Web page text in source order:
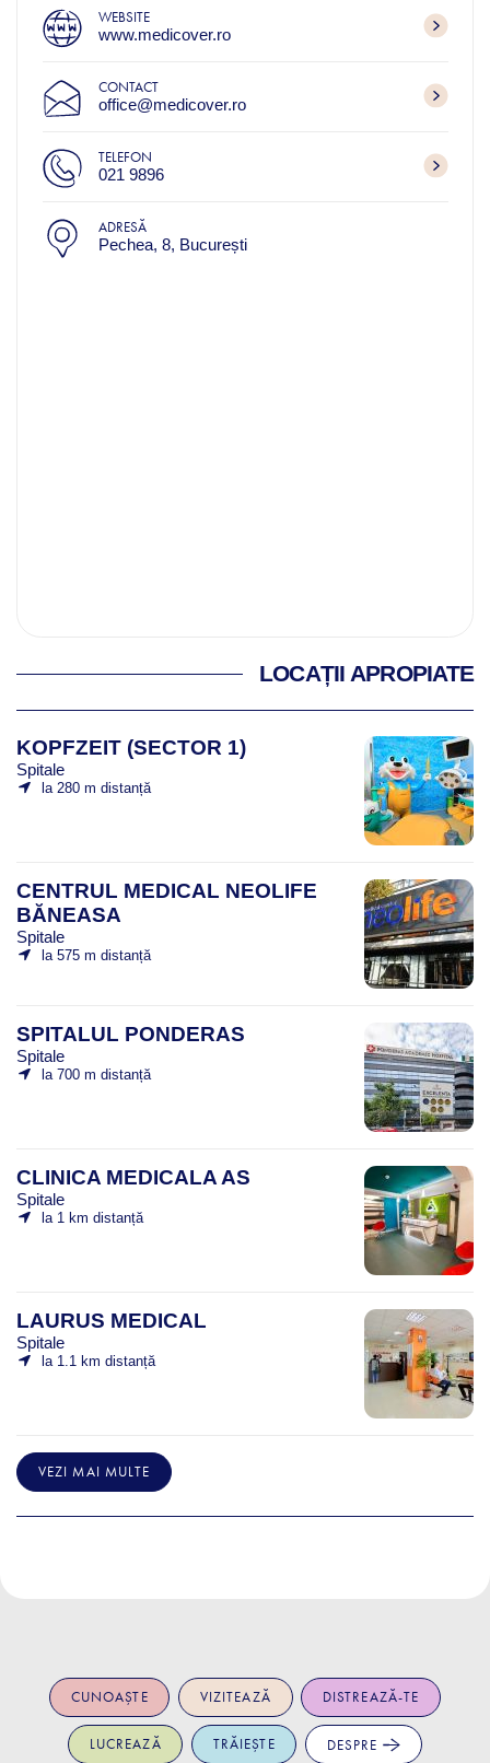
WEBSITE
www.medicover.ro
CONTACT
office@medicover.ro
TELEFON
021 9896
ADRESĂ
Pechea, 8, București
LOCAȚII APROPIATE
KOPFZEIT (SECTOR 1)
Spitale
la 280 m distanță
CENTRUL MEDICAL NEOLIFE
BĂNEASA
Spitale
la 575 m distanță
SPITALUL PONDERAS
Spitale
la 700 m distanță
CLINICA MEDICALA AS
Spitale
la 1 km distanță
LAURUS MEDICAL
Spitale
la 1.1 km distanță
VEZI MAI MULTE
CUNOAȘTE VIZITEAZĂ DISTREAZĂ-TE
LUCREAZĂ TRĂIEȘTE DESPRE